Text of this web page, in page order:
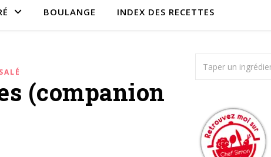
BOULANGE INDEX DES RECETTES
(companion